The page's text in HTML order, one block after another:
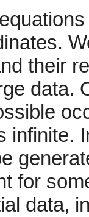
their
data.
infinite.
for
data,